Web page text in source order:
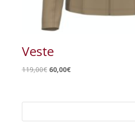
Veste
119,00€ Le
était :
60,00€Le
est :